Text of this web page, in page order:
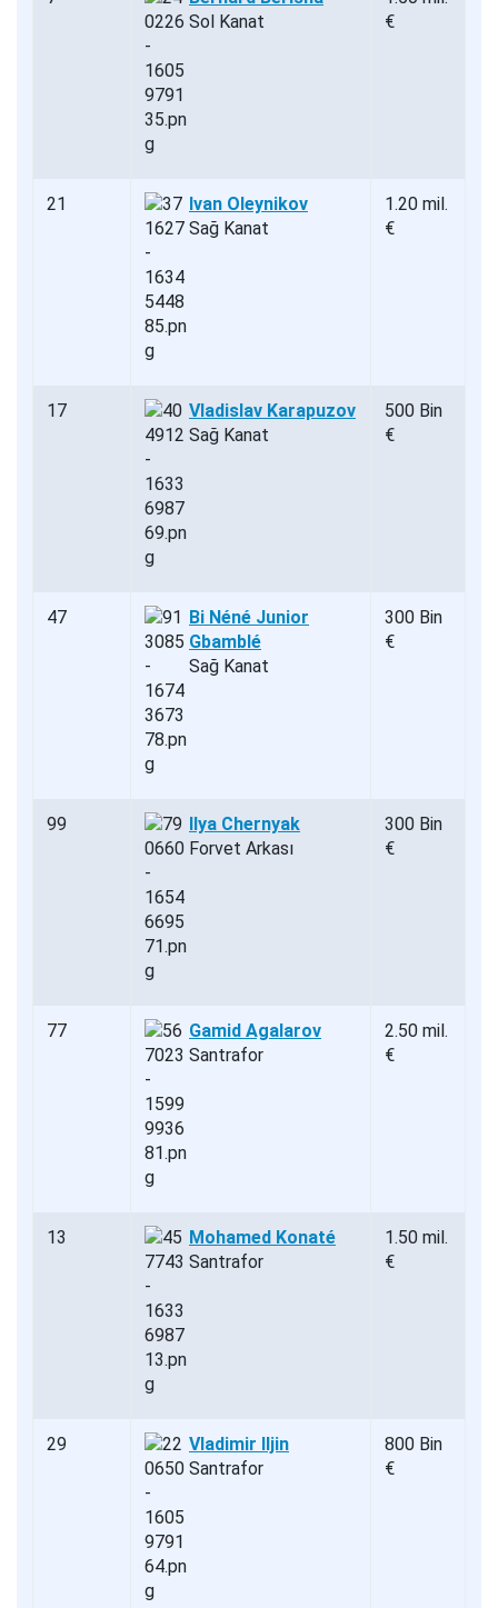
Sol Kanat
€
21
Ivan Oleynikov
Sağ Kanat
1.20 mil.
€
17
Vladislav Karapuzov
Sağ Kanat
500 Bin
€
47
Bi Néné Junior
Gbamblé
Sağ Kanat
300 Bin
€
99
Ilya Chernyak
Forvet Arkası
300 Bin
€
77
Gamid Agalarov
Santrafor
2.50 mil.
€
13
Mohamed Konaté
Santrafor
1.50 mil.
€
29
Vladimir Iljin
Santrafor
800 Bin
€